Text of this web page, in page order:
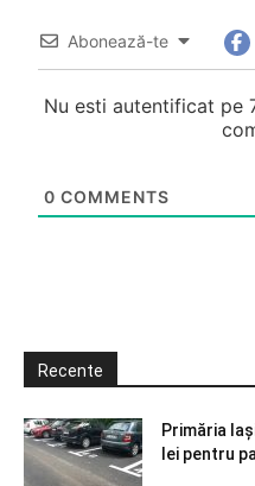
Abonează-te
Nu esti autentificat pe
0 COMMENTS
Recente
Primăria
lei pentru